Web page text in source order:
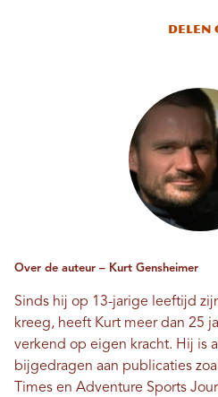
Delen
Over de auteur – Kurt Gensheimer
Sinds hij op 13-jarige leeftijd
kreeg, heeft Kurt meer dan 25
verkend op eigen kracht. Hij is
bijgedragen aan publicaties
Times en Adventure Sports